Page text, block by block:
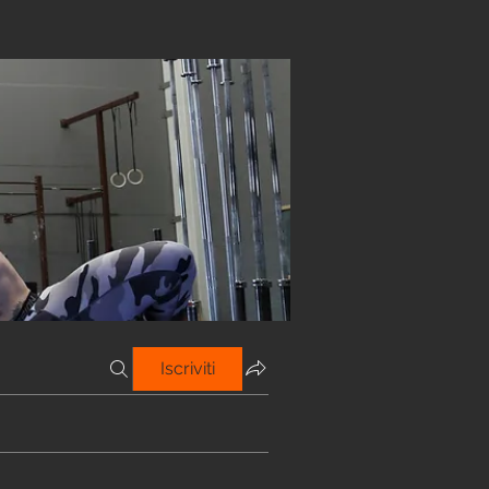
Iscriviti